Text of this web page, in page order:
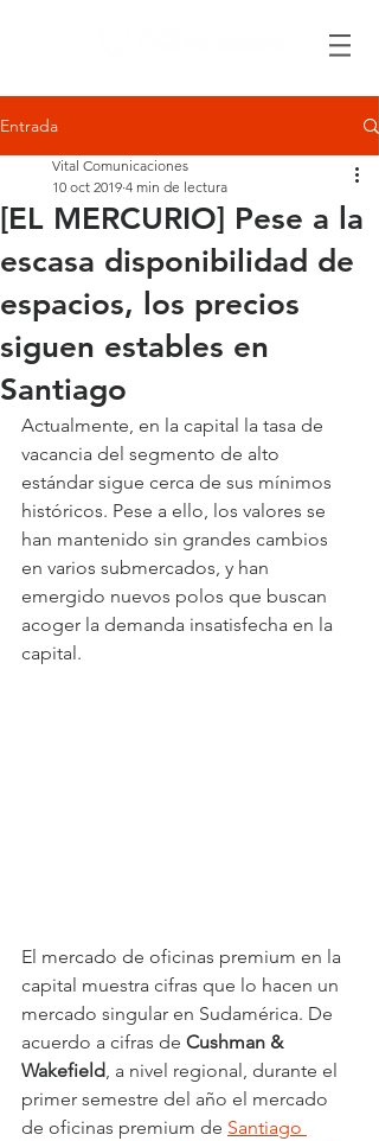
Entrada
[EL MERCURIO] Pese a la
escasa disponibilidad de
espacios, los precios
siguen estables en
Santiago
Vital Comunicaciones
10 oct 2019 4 min de lectura
Actualmente, en la capital la tasa de
vacancia del segmento de alto
estándar sigue cerca de sus mínimos
históricos. Pese a ello, los valores se
han mantenido sin grandes cambios
en varios submercados, y han
emergido nuevos polos que buscan
acoger la demanda insatisfecha en la
capital.
El mercado de oficinas premium en la
capital muestra cifras que lo hacen un
mercado singular en Sudamérica. De
acuerdo a cifras de Cushman &
Wakefield, a nivel regional, durante el
primer semestre del año el mercado
de oficinas premium de Santiago